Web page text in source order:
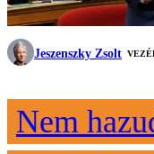
Jeszenszky Zsolt
Nem